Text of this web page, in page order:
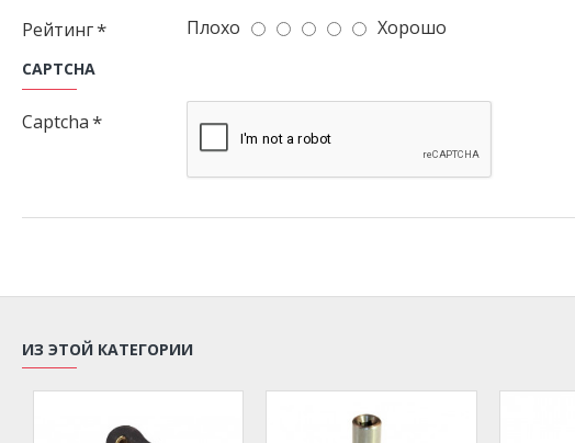
Рейтинг
Плохо Хорошо
CAPTCHA
Captcha
ИЗ ЭТОЙ КАТЕГОРИИ